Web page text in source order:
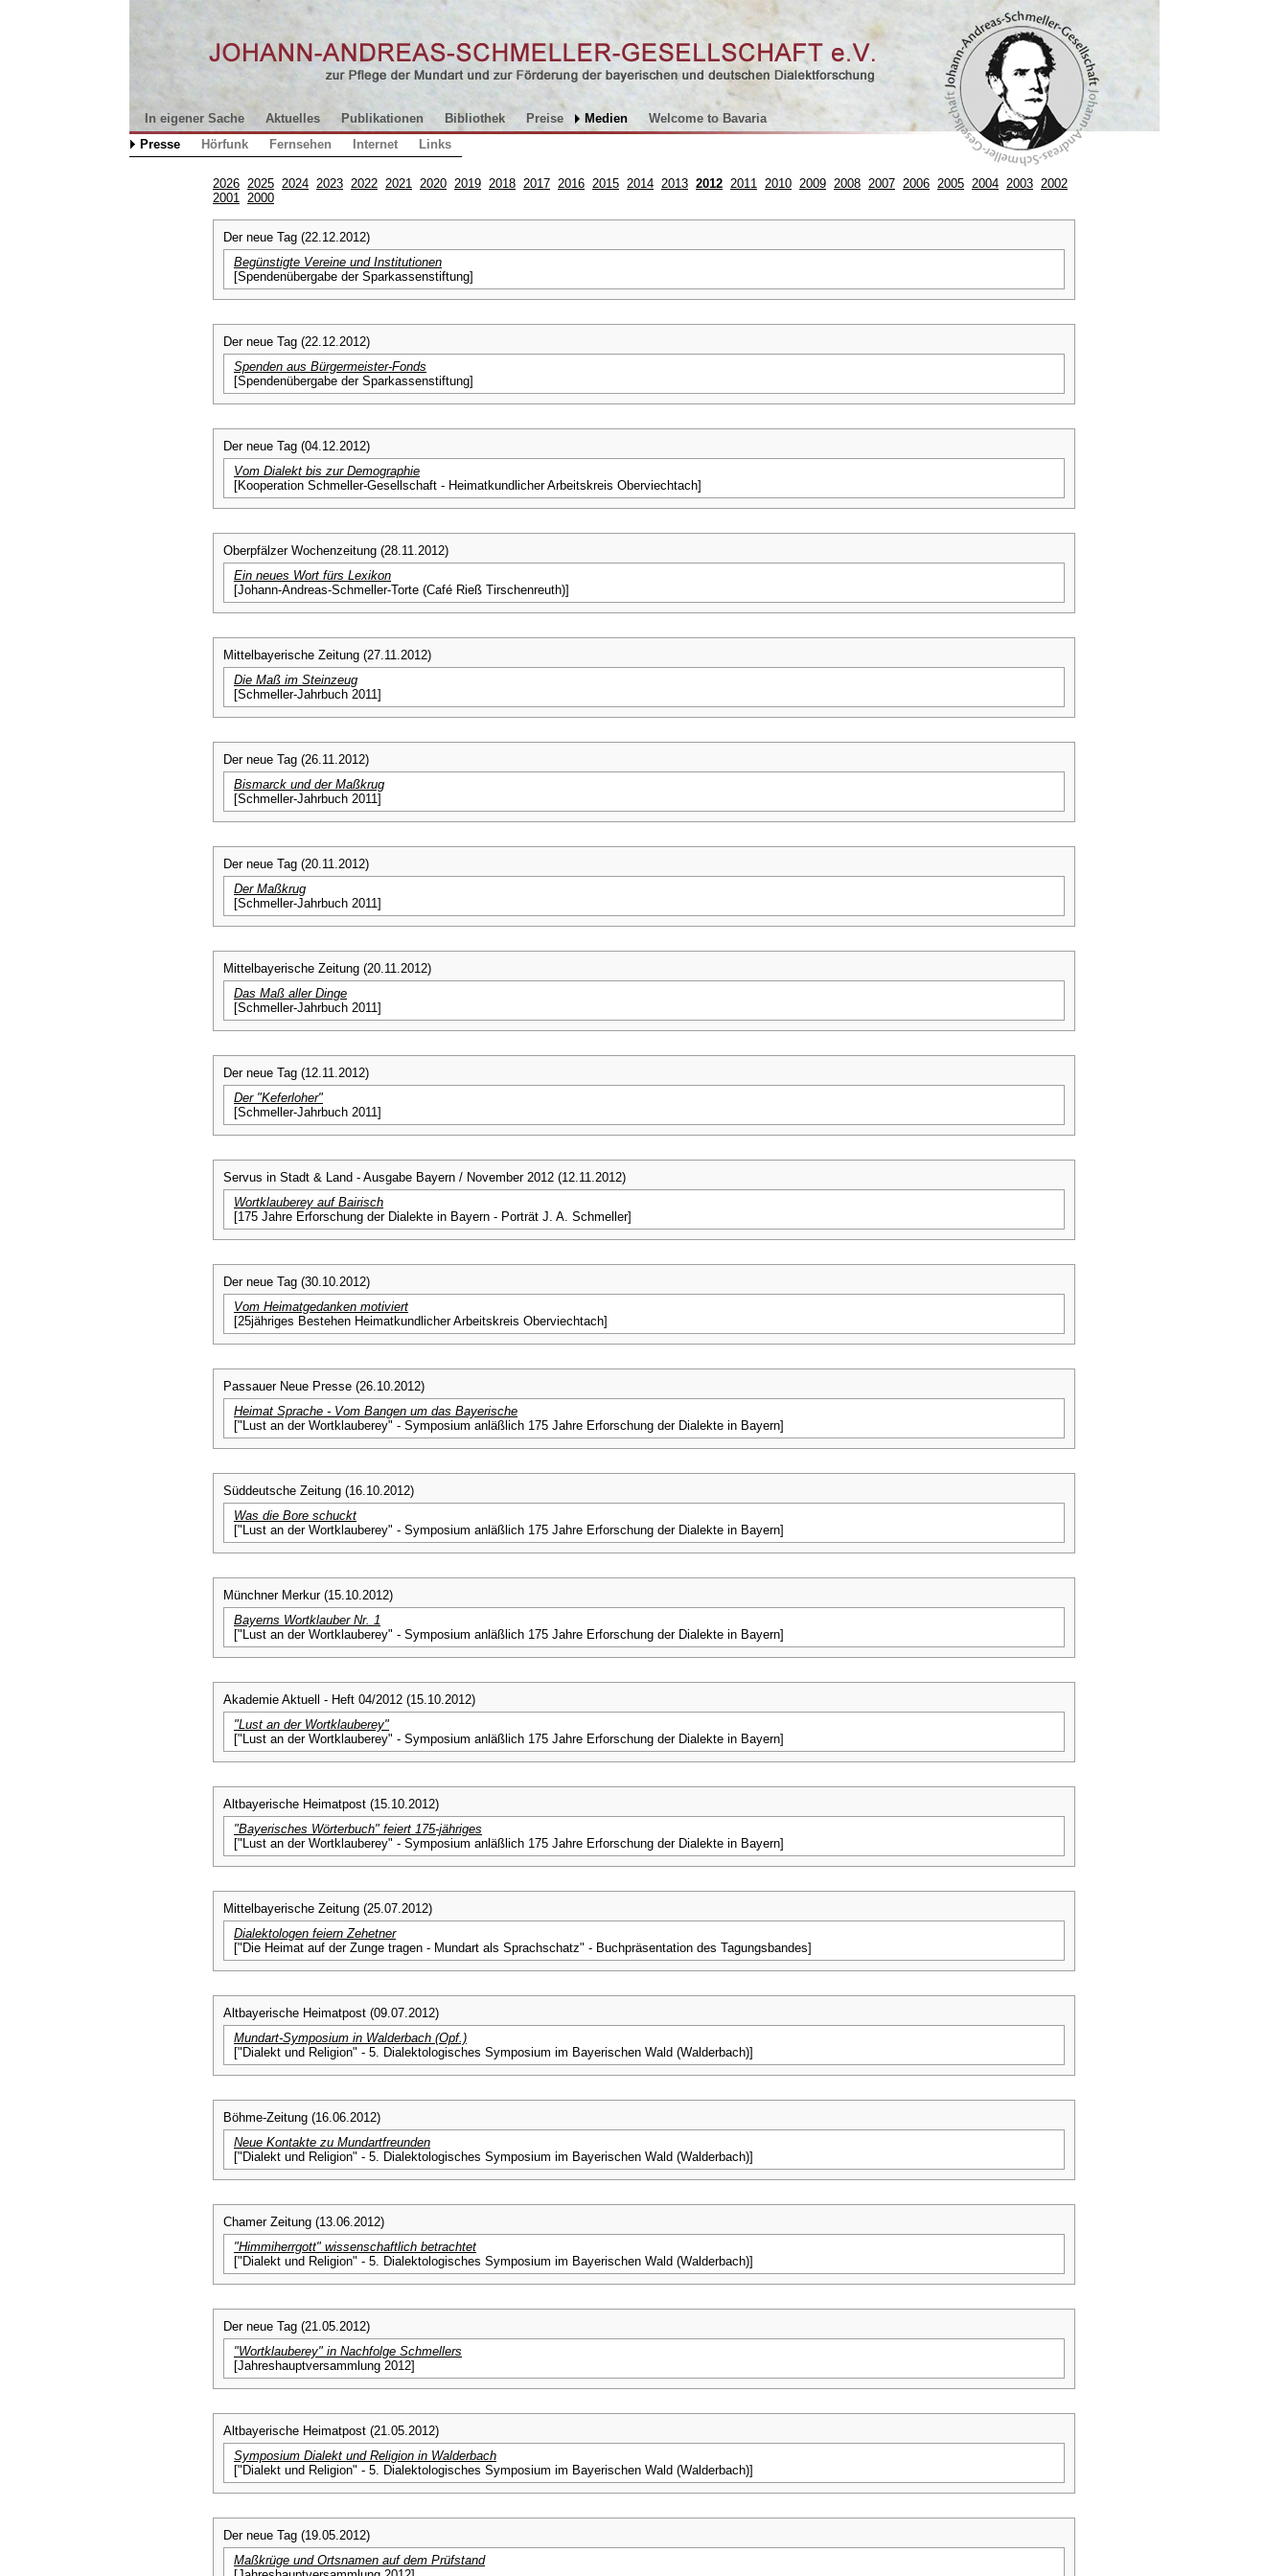
In eigener Sache Aktuelles Publikationen Bibliothek Preise Medien
Welcome to Bavaria
Presse
Hörfunk Fernsehen Internet Links
2026 2025 2024 2023 2022 2021 2020 2019 2018 2017 2016 2015 2014 2013 2012 2011 2010 2009 2008 2007 2006 2005 2004 2003 2002
2001 2000
Der neue Tag (22.12.2012)
Begünstigte Vereine und Institutionen
[Spendenübergabe der Sparkassenstiftung]
Der neue Tag (22.12.2012)
Spenden aus Bürgermeister-Fonds
[Spendenübergabe der Sparkassenstiftung]
Der neue Tag (04.12.2012)
Vom Dialekt bis zur Demographie
[Kooperation Schmeller-Gesellschaft - Heimatkundlicher Arbeitskreis Oberviechtach]
Oberpfälzer Wochenzeitung (28.11.2012)
Ein neues Wort fürs Lexikon
[Johann-Andreas-Schmeller-Torte (Café Rieß Tirschenreuth)]
Mittelbayerische Zeitung (27.11.2012)
Die Maß im Steinzeug
[Schmeller-Jahrbuch 2011]
Der neue Tag (26.11.2012)
Bismarck und der Maßkrug
[Schmeller-Jahrbuch 2011]
Der neue Tag (20.11.2012)
Der Maßkrug
[Schmeller-Jahrbuch 2011]
Mittelbayerische Zeitung (20.11.2012)
Das Maß aller Dinge
[Schmeller-Jahrbuch 2011]
Der neue Tag (12.11.2012)
Der "Keferloher"
[Schmeller-Jahrbuch 2011]
Servus in Stadt & Land - Ausgabe Bayern / November 2012 (12.11.2012)
Wortklauberey auf Bairisch
[175 Jahre Erforschung der Dialekte in Bayern - Porträt J. A. Schmeller]
Der neue Tag (30.10.2012)
Vom Heimatgedanken motiviert
[25jähriges Bestehen Heimatkundlicher Arbeitskreis Oberviechtach]
Passauer Neue Presse (26.10.2012)
Heimat Sprache - Vom Bangen um das Bayerische
["Lust an der Wortklauberey" - Symposium anläßlich 175 Jahre Erforschung der Dialekte in Bayern]
Süddeutsche Zeitung (16.10.2012)
Was die Bore schuckt
["Lust an der Wortklauberey" - Symposium anläßlich 175 Jahre Erforschung der Dialekte in Bayern]
Münchner Merkur (15.10.2012)
Bayerns Wortklauber Nr. 1
["Lust an der Wortklauberey" - Symposium anläßlich 175 Jahre Erforschung der Dialekte in Bayern]
Akademie Aktuell - Heft 04/2012 (15.10.2012)
"Lust an der Wortklauberey"
["Lust an der Wortklauberey" - Symposium anläßlich 175 Jahre Erforschung der Dialekte in Bayern]
Altbayerische Heimatpost (15.10.2012)
"Bayerisches Wörterbuch" feiert 175-jähriges
["Lust an der Wortklauberey" - Symposium anläßlich 175 Jahre Erforschung der Dialekte in Bayern]
Mittelbayerische Zeitung (25.07.2012)
Dialektologen feiern Zehetner
["Die Heimat auf der Zunge tragen - Mundart als Sprachschatz" - Buchpräsentation des Tagungsbandes]
Altbayerische Heimatpost (09.07.2012)
Mundart-Symposium in Walderbach (Opf.)
["Dialekt und Religion" - 5. Dialektologisches Symposium im Bayerischen Wald (Walderbach)]
Böhme-Zeitung (16.06.2012)
Neue Kontakte zu Mundartfreunden
["Dialekt und Religion" - 5. Dialektologisches Symposium im Bayerischen Wald (Walderbach)]
Chamer Zeitung (13.06.2012)
"Himmiherrgott" wissenschaftlich betrachtet
["Dialekt und Religion" - 5. Dialektologisches Symposium im Bayerischen Wald (Walderbach)]
Der neue Tag (21.05.2012)
"Wortklauberey" in Nachfolge Schmellers
[Jahreshauptversammlung 2012]
Altbayerische Heimatpost (21.05.2012)
Symposium Dialekt und Religion in Walderbach
["Dialekt und Religion" - 5. Dialektologisches Symposium im Bayerischen Wald (Walderbach)]
Der neue Tag (19.05.2012)
Maßkrüge und Ortsnamen auf dem Prüfstand